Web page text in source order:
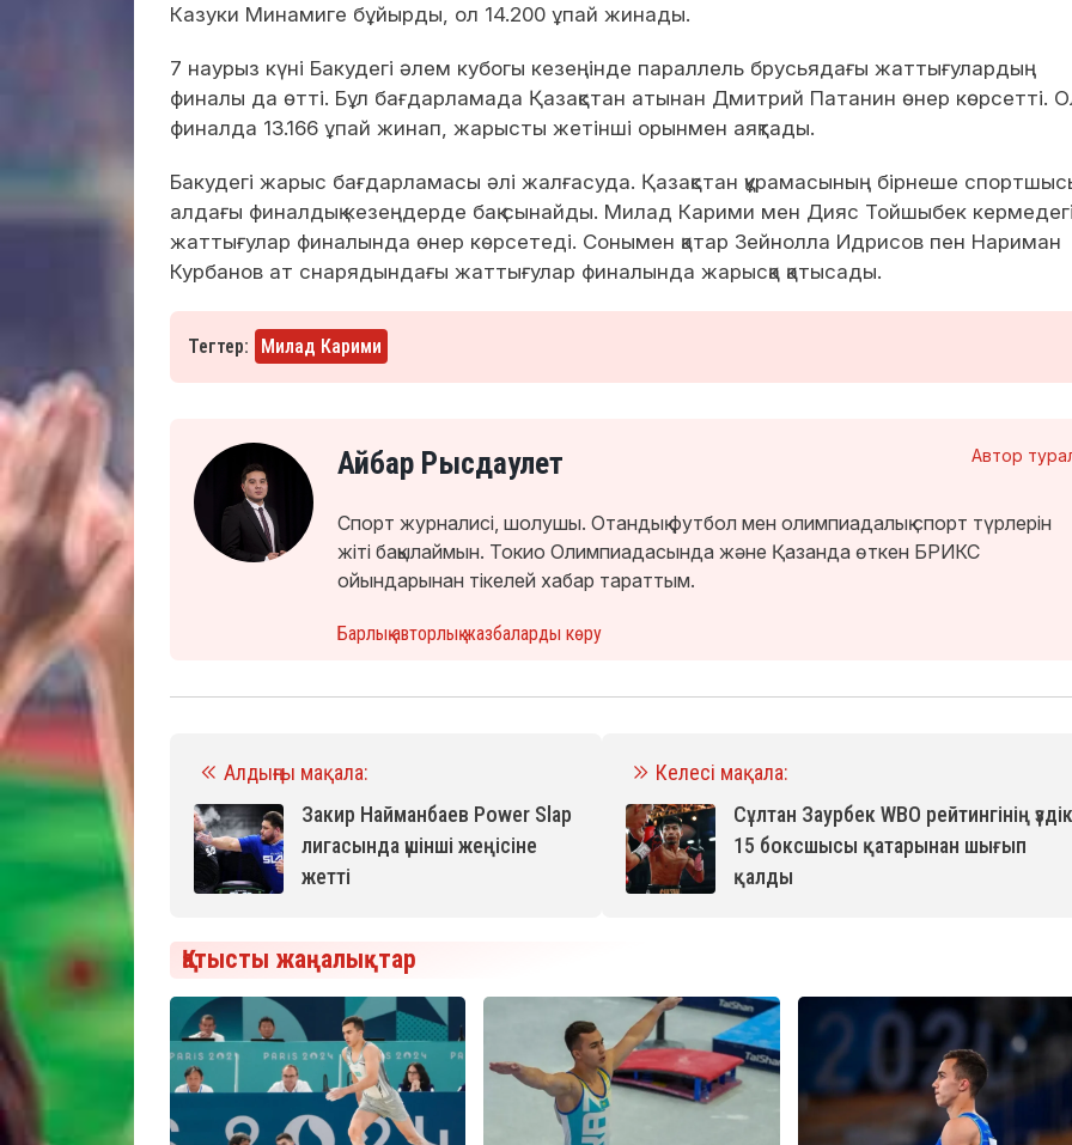
Казуки Минамиге бұйырды, ол 14.200 ұпай жинады.
7 наурыз күні Бакудегі әлем кубогы кезеңінде параллель брусьядағы жаттығулардың
финалы да өтті. Бұл бағдарламада Қазақстан атынан Дмитрий Патанин өнер көрсетті.
финалда 13.166 ұпай жинап, жарысты жетінші орынмен аяқтады.
Бакудегі жарыс бағдарламасы әлі жалғасуда. Қазақстан құрамасының бірнеше
алдағы финалдық кезеңдерде бақ сынайды. Милад Карими мен Дияс Тойшыбек
жаттығулар финалында өнер көрсетеді. Сонымен қатар Зейнолла Идрисов пен Нариман
Курбанов ат снарядындағы жаттығулар финалында жарысқа қатысады.
Тегтер: Милад Карими
Автор
Айбар Рысдаулет
Спорт журналисі, шолушы. Отандық футбол мен олимпиадалық спорт түрлерін
жіті бақылаймын. Токио Олимпиадасында және Қазанда өткен БРИКС
ойындарынан тікелей хабар тараттым.
Барлық авторлық жазбаларды көру
Алдыңғы мақала:
Закир Найманбаев Power Slap
лигасында үшінші жеңісіне
жетті
Келесі мақала:
Сұлтан Заурбек WBO рейтингінің үздік
15 боксшысы қатарынан шығып
қалды
Қатысты жаңалықтар